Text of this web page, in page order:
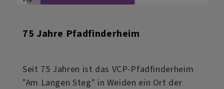
75 Jahre Pfadfinderheim
Seit 75 Jahren ist das VCP-Pfadfinderheim
"Am Langen Steg" in Weiden ein Ort der